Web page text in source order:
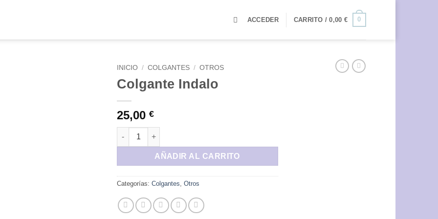
ACCEDER CARRITO /0,00 € 0
INICIO / COLGANTES / OTROS
Colgante Indalo
25,00 €
Colgante Indalo cantidad
AÑADIR AL CARRITO
Categorías: Colgantes Otros